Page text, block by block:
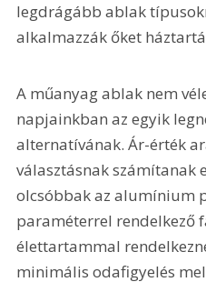
legdrágább ablak
alkalmazzák őket
A műanyag ablak nem
napjainkban az egyik
alternatívának. Ár-érték
választásnak számítanak
olcsóbbak az alumínium
paraméterrel rendelkező
élettartammal
minimális odafigyelés